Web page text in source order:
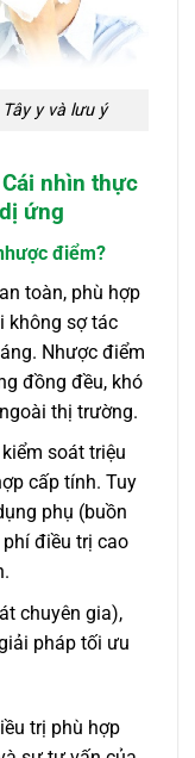
y và lưu ý
nhìn thực
ứng
điểm?
toàn, phù hợp
không sợ tác
Nhược điểm
đồng đều, khó
thị trường.
soát triệu
cấp tính. Tuy
phụ (buồn
điều trị cao
chuyên gia),
pháp tối ưu
trị phù hợp